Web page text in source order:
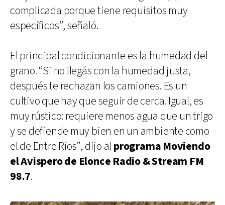
complicada porque tiene requisitos muy
específicos”, señaló.
El principal condicionante es la humedad del
grano. “Si no llegás con la humedad justa,
después te rechazan los camiones. Es un
cultivo que hay que seguir de cerca. Igual, es
muy rústico: requiere menos agua que un trigo
y se defiende muy bien en un ambiente como
el de Entre Ríos”, dijo al programa Moviendo
el Avispero de Elonce Radio & Stream FM
98.7.